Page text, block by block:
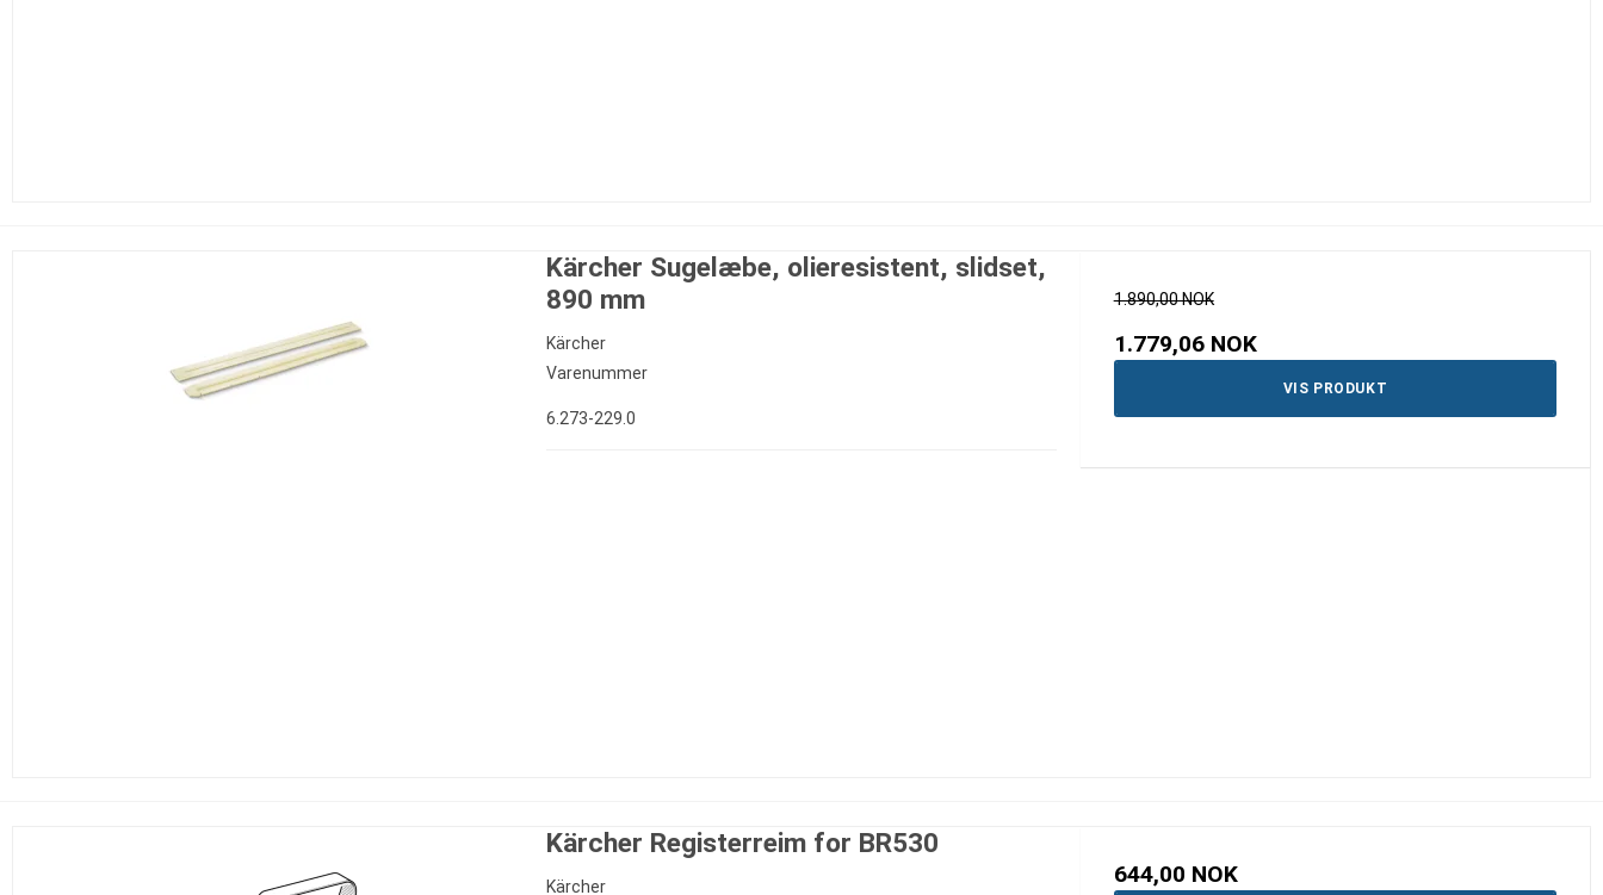
Kärcher Sugelæbe, olieresistent, slidset,
890 mm
Kärcher
Varenummer
6.273-229.0
1.890,00 NOK
1.779,06 NOK
VIS PRODUKT
Kärcher Registerreim for BR530
Kärcher 644,00 NOK